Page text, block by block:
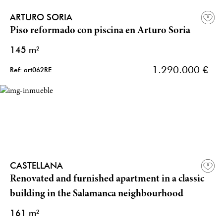
ARTURO SORIA
Piso reformado con piscina en Arturo Soria
145 m²
Ref: art062RE 1.290.000 €
CASTELLANA
Renovated and furnished apartment in a classic
building in the Salamanca neighbourhood
161 m²